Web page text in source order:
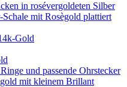
in rosévergoldeten Silber
mit Rosègold plattiert
Gold
und passende Ohrstecker
mit kleinem Brillant